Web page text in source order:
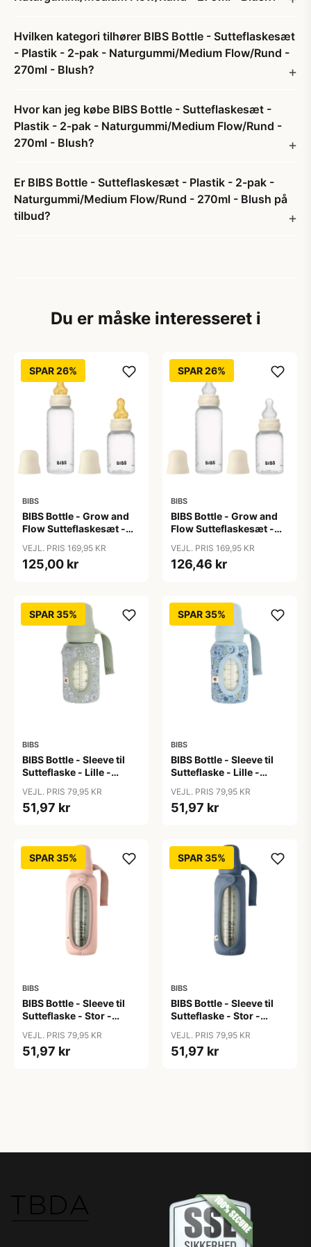
Hvilken kategori tilhører BIBS Bottle - Sutteflaskesæt
- Plastik - 2-pak - Naturgummi/Medium Flow/Rund -
270ml - Blush?
Hvor kan jeg købe BIBS Bottle - Sutteflaskesæt -
Plastik - 2-pak - Naturgummi/Medium Flow/Rund -
270ml - Blush?
Er BIBS Bottle - Sutteflaskesæt - Plastik - 2-pak -
Naturgummi/Medium Flow/Rund - 270ml - Blush på
tilbud?
Du er måske interesseret i
SPAR 26%
BIBS
BIBS Bottle - Grow and
Flow Sutteflaskesæt -
Naturgummi/Rund -
150ml/270ml - 2-Pak -
VEJL. PRIS 169,95 KR
125,00 kr
SPAR 26%
BIBS
BIBS Bottle - Grow and
Flow Sutteflaskesæt -
150ml/270ml - 2-Pak -
Ivory
VEJL. PRIS 169,95 KR
126,46 kr
SPAR 35%
BIBS
BIBS Bottle - Sleeve til
Sutteflaske - Lille -
VEJL. PRIS 79,95 KR
51,97 kr
SPAR 35%
BIBS
BIBS Bottle - Sleeve til
Sutteflaske - Lille -
Lawn/Baby Blue
VEJL. PRIS 79,95 KR
51,97 kr
SPAR 35%
BIBS
BIBS Bottle - Sleeve til
Sutteflaske - Stor -
VEJL. PRIS 79,95 KR
51,97 kr
SPAR 35%
BIBS
BIBS Bottle - Sleeve til
Sutteflaske - Stor -
VEJL. PRIS 79,95 KR
51,97 kr